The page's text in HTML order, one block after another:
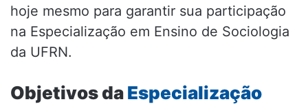
hoje mesmo para garantir sua participação
na Especialização em Ensino de Sociologia
da UFRN.
Objetivos daEspecialização